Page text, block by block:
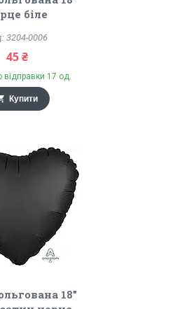
біле
3204-0006
45 ₴
відправки 17 од.
Купити
18"